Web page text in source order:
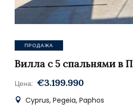
ПРОДАЖА
Вилла с 5 спальнями в
Цена: €3.199.990
Cyprus, Pegeia, Paphos